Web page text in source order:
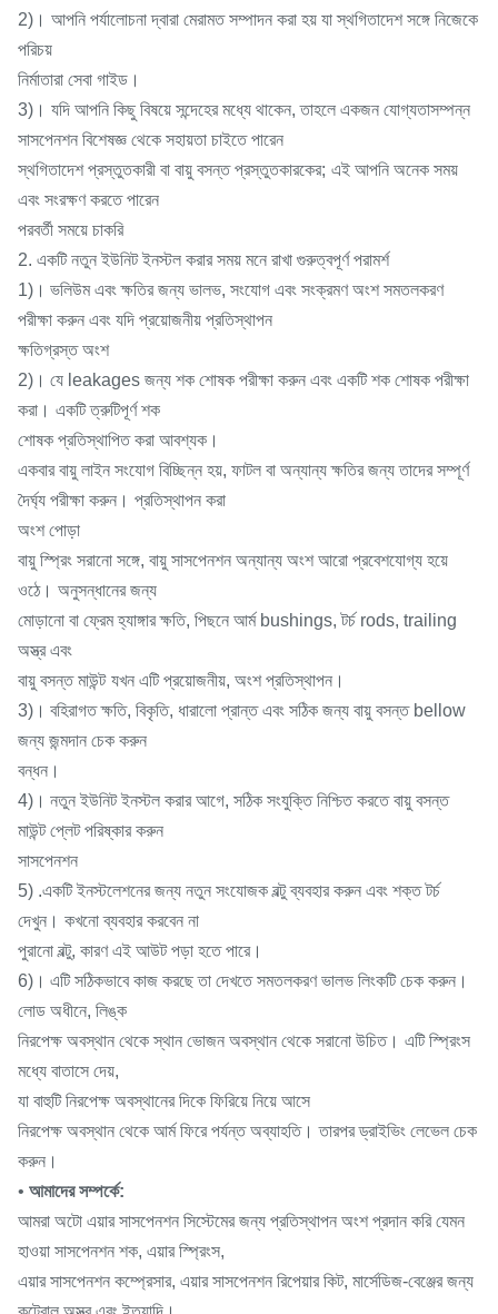
2)। আপনি পর্যালোচনা দ্বারা মেরামত সম্পাদন করা হয় যা স্থগিতাদেশ সঙ্গে নিজেকে
পরিচয়
নির্মাতারা সেবা গাইড।
3)। যদি আপনি কিছু বিষয়ে সন্দেহের মধ্যে থাকেন, তাহলে একজন যোগ্যতাসম্পন্ন
সাসপেনশন বিশেষজ্ঞ থেকে সহায়তা চাইতে পারেন
স্থগিতাদেশ প্রস্তুতকারী বা বায়ু বসন্ত প্রস্তুতকারকের; এই আপনি অনেক সময়
এবং সংরক্ষণ করতে পারেন
পরবর্তী সময়ে চাকরি
2. একটি নতুন ইউনিট ইনস্টল করার সময় মনে রাখা গুরুত্বপূর্ণ পরামর্শ
1)। ভলিউম এবং ক্ষতির জন্য ভালভ, সংযোগ এবং সংক্রমণ অংশ সমতলকরণ
পরীক্ষা করুন এবং যদি প্রয়োজনীয় প্রতিস্থাপন
ক্ষতিগ্রস্ত অংশ
2)। যে leakages জন্য শক শোষক পরীক্ষা করুন এবং একটি শক শোষক পরীক্ষা
করা। একটি ত্রুটিপূর্ণ শক
শোষক প্রতিস্থাপিত করা আবশ্যক।
একবার বায়ু লাইন সংযোগ বিচ্ছিন্ন হয়, ফাটল বা অন্যান্য ক্ষতির জন্য তাদের সম্পূর্ণ
দৈর্ঘ্য পরীক্ষা করুন। প্রতিস্থাপন করা
অংশ পোড়া
বায়ু স্প্রিং সরানো সঙ্গে, বায়ু সাসপেনশন অন্যান্য অংশ আরো প্রবেশযোগ্য হয়ে
ওঠে। অনুসন্ধানের জন্য
মোড়ানো বা ফ্রেম হ্যাঙ্গার ক্ষতি, পিছনে আর্ম bushings, টর্চ rods, trailing
অস্ত্র এবং
বায়ু বসন্ত মাউন্ট যখন এটি প্রয়োজনীয়, অংশ প্রতিস্থাপন।
3)। বহিরাগত ক্ষতি, বিকৃতি, ধারালো প্রান্ত এবং সঠিক জন্য বায়ু বসন্ত bellow
জন্য জন্মদান চেক করুন
বন্ধন।
4)। নতুন ইউনিট ইনস্টল করার আগে, সঠিক সংযুক্তি নিশ্চিত করতে বায়ু বসন্ত
মাউন্ট প্লেট পরিষ্কার করুন
সাসপেনশন
5) .একটি ইনস্টলেশনের জন্য নতুন সংযোজক বল্টু ব্যবহার করুন এবং শক্ত টর্চ
দেখুন। কখনো ব্যবহার করবেন না
পুরানো বল্টু, কারণ এই আউট পড়া হতে পারে।
6)। এটি সঠিকভাবে কাজ করছে তা দেখতে সমতলকরণ ভালভ লিংকটি চেক করুন।
লোড অধীনে, লিঙ্ক
নিরপেক্ষ অবস্থান থেকে স্থান ভোজন অবস্থান থেকে সরানো উচিত। এটি স্প্রিংস
মধ্যে বাতাসে দেয়,
যা বাহুটি নিরপেক্ষ অবস্থানের দিকে ফিরিয়ে নিয়ে আসে
নিরপেক্ষ অবস্থান থেকে আর্ম ফিরে পর্যন্ত অব্যাহতি। তারপর ড্রাইভিং লেভেল চেক
করুন।
• আমাদের সম্পর্কে:
আমরা অটো এয়ার সাসপেনশন সিস্টেমের জন্য প্রতিস্থাপন অংশ প্রদান করি যেমন
হাওয়া সাসপেনশন শক, এয়ার স্প্রিংস,
এয়ার সাসপেনশন কম্প্রেসার, এয়ার সাসপেনশন রিপেয়ার কিট, মার্সেডিজ-বেঞ্জের জন্য